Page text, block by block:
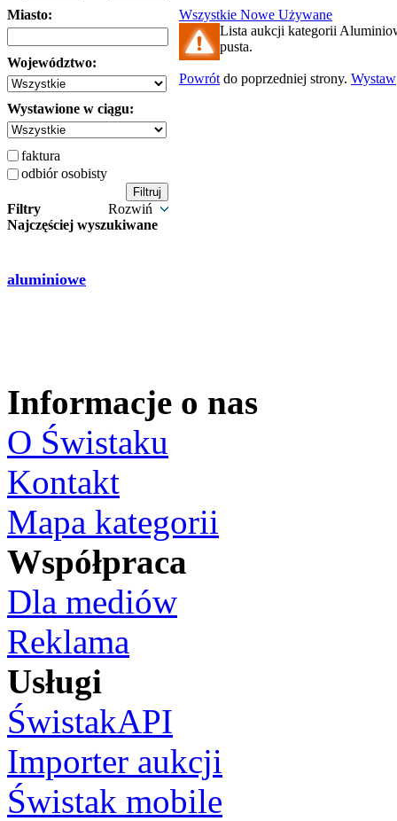
Miasto:
Województwo:
Wystawione w ciągu:
faktura
odbiór osobisty
Filtry
Rozwiń
Najczęściej wyszukiwane
aluminiowe
Wszystkie Nowe Używane
Lista aukcji kategorii
pusta.
Powrót do poprzedniej strony. Wystaw
Informacje o nas
O Świstaku
Kontakt
Mapa kategorii
Współpraca
Dla mediów
Reklama
Usługi
ŚwistakAPI
Importer aukcji
Świstak mobile